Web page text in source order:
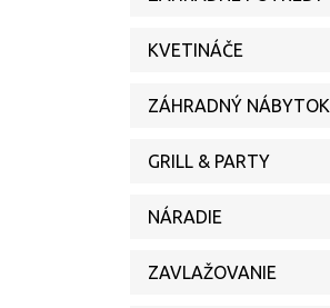
KVETINÁČE
ZÁHRADNÝ NÁBYTOK
GRILL & PARTY
NÁRADIE
ZAVLAŽOVANIE